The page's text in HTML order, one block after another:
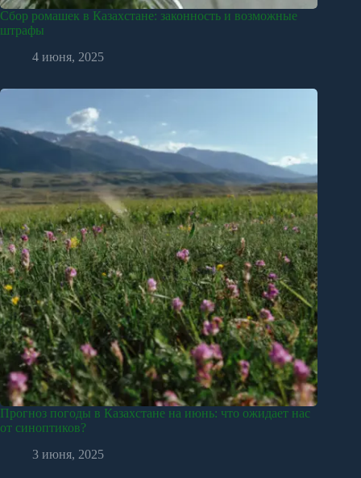
Сбор ромашек в Казахстане: законность и возможные
штрафы
4 июня, 2025
Прогноз погоды в Казахстане на июнь: что ожидает нас
от синоптиков?
3 июня, 2025